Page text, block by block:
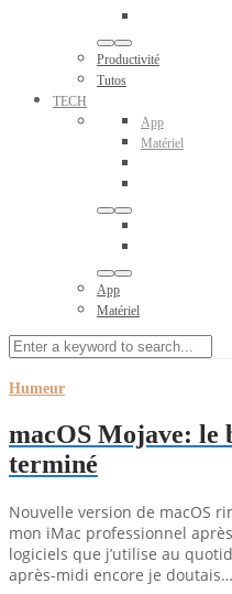
Productivité
Tutos
TECH
App
Matériel
App
Matériel
Humeur
macOS Mojave: le
terminé
Nouvelle version de macOS
mon iMac professionnel
logiciels que j’utilise au
après-midi encore je doutais…